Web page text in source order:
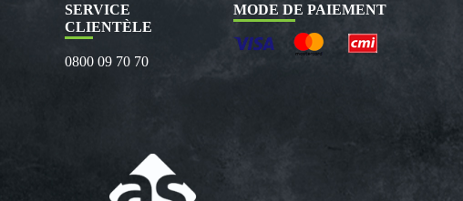
SERVICE
CLIENTÈLE
0800 09 70 70
MODE DE PAIEMENT